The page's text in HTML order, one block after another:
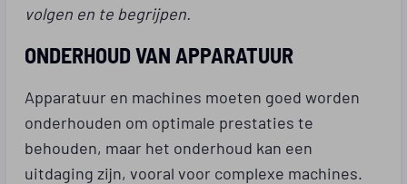
volgen en te begrijpen.
ONDERHOUD VAN APPARATUUR
Apparatuur en machines moeten goed worden
onderhouden om optimale prestaties te
behouden, maar het onderhoud kan een
uitdaging zijn, vooral voor complexe machines.